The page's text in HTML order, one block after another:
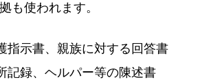
も使われます。
指示書、親族に対する回答書
記録、ヘルパー等の陳述書